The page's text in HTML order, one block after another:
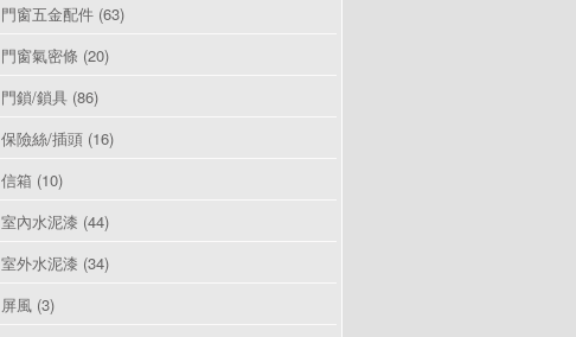
門窗五金配件 (63)
門窗氣密條 (20)
門鎖/鎖具 (86)
保險絲/插頭 (16)
信箱 (10)
室內水泥漆 (44)
室外水泥漆 (34)
屏風 (3)